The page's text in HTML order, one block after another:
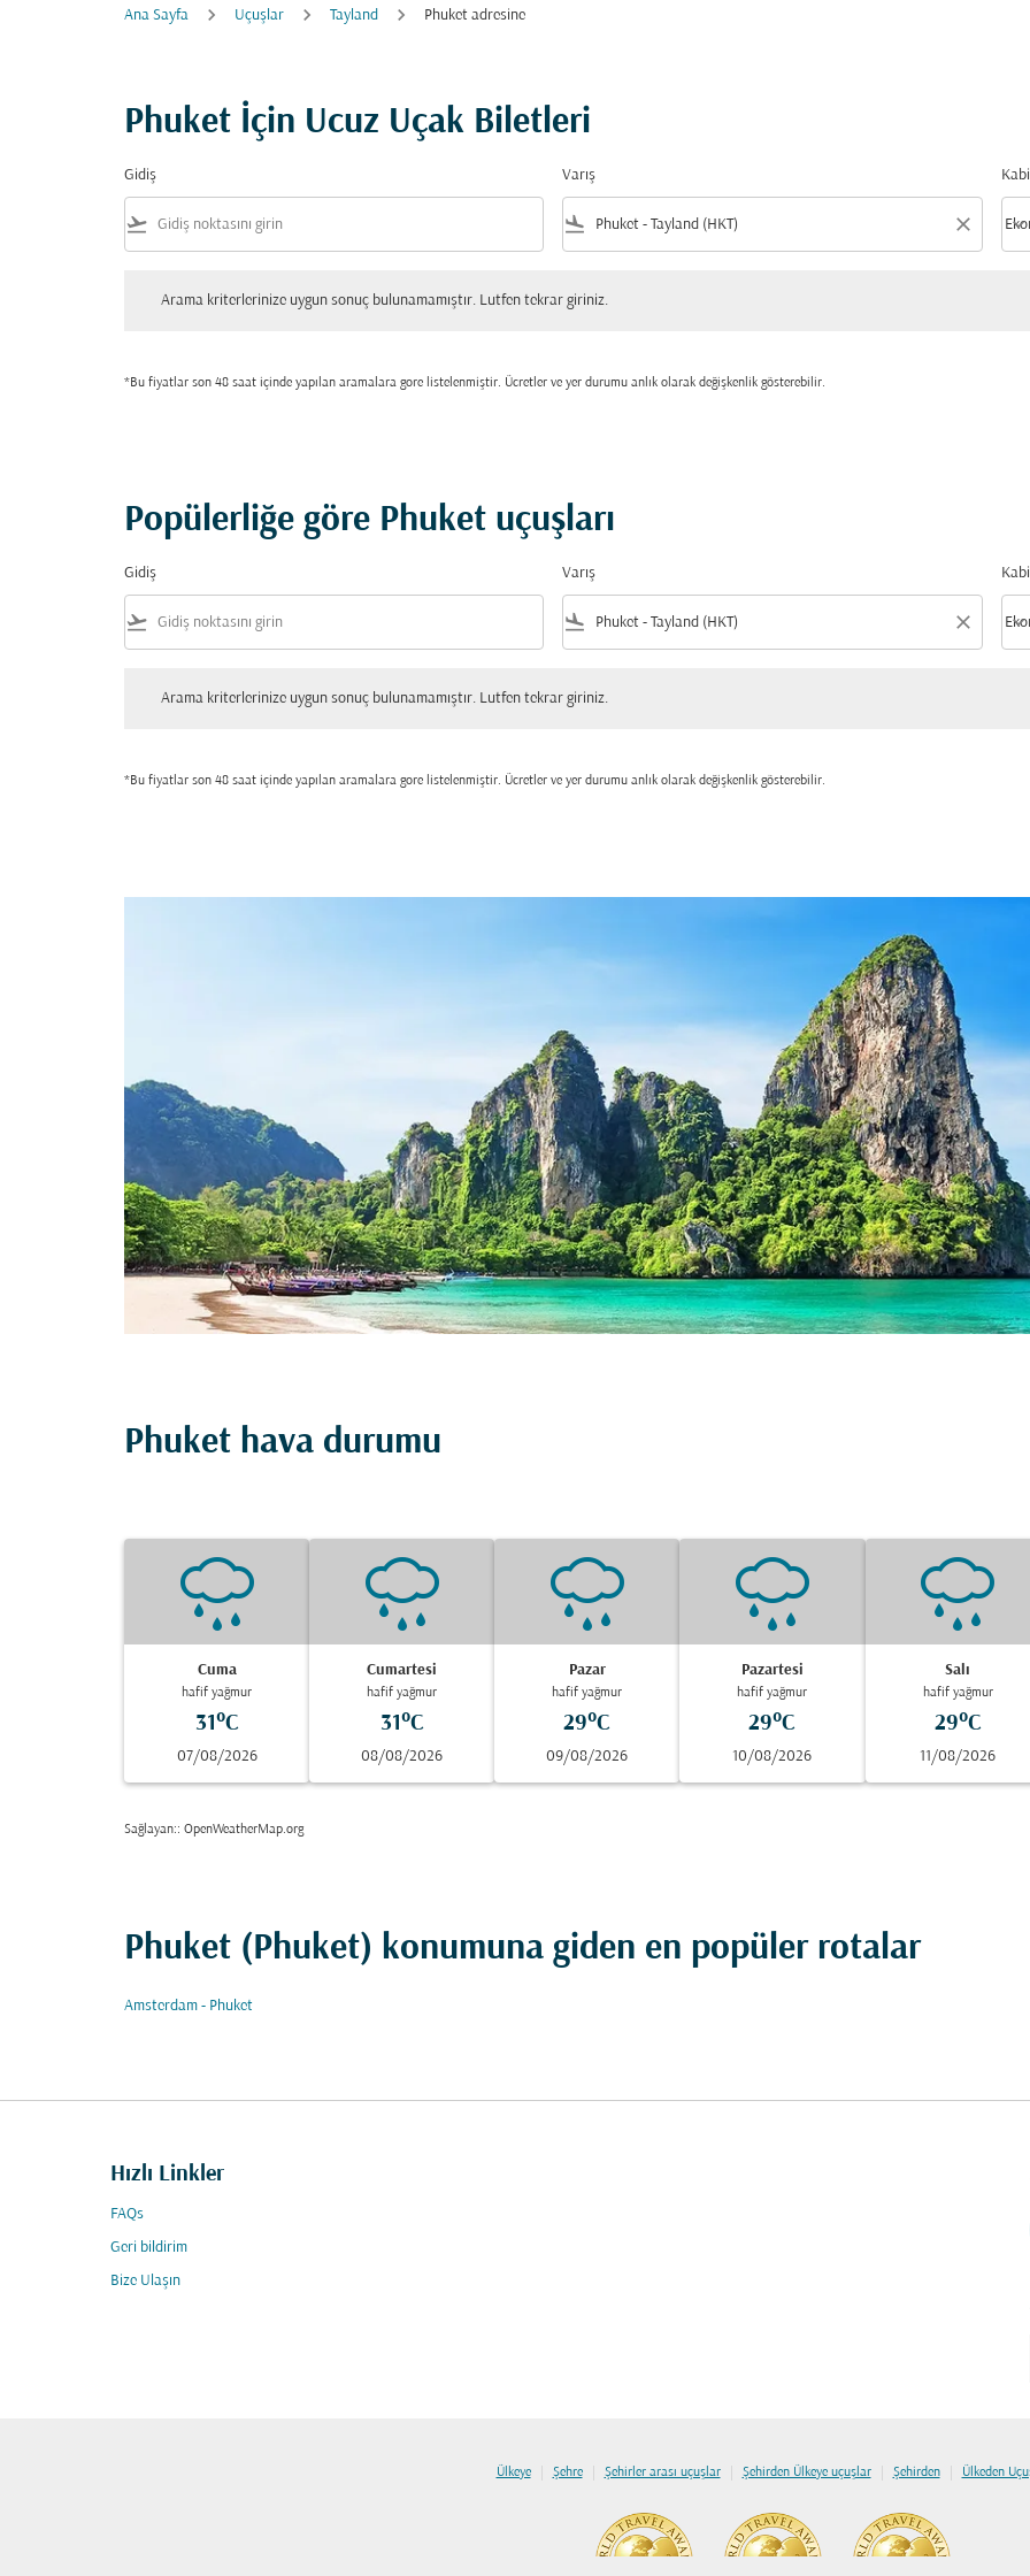
Ana Sayfa Uçuşlar Tayland Phuket adresine
Phuket İçin Ucuz Uçak Biletleri
Gidiş
flight_takeoff
Varış
flight_land close keyboard_arrow_down
Arama kriterlerinize uygun sonuç bulunamamıştır. Lutfen tekrar giriniz.
*Bu fiyatlar son 48 saat içinde yapılan aramalara gore listelenmiştir. Ücretler ve yer durumu anlık olarak değişkenlik gösterebilir.
Popülerliğe göre Phuket uçuşları
Gidiş
flight_takeoff
Varış
flight_land close keyboard_arrow_down
Arama kriterlerinize uygun sonuç bulunamamıştır. Lutfen tekrar giriniz.
*Bu fiyatlar son 48 saat içinde yapılan aramalara gore listelenmiştir. Ücretler ve yer durumu anlık olarak değişkenlik gösterebilir.
Phuket hava durumu
Cuma
hafif yağmur
31°C
07/08/2026
Cumartesi
hafif yağmur
31°C
08/08/2026
Pazar
hafif yağmur
29°C
09/08/2026
Pazartesi
hafif yağmur
29°C
10/08/2026
Salı
hafif yağmur
29°C
11/08/2026
Sağlayan:: OpenWeatherMap.org
Phuket (Phuket) konumuna giden en popüler rotalar
Amsterdam - Phuket
Hızlı Linkler
FAQs
Geri bildirim
Bize Ulaşın
Ülkeye | Şehre | Şehirler arası uçuşlar | Şehirden Ülkeye uçuşlar | Şehirden | Ülkeden